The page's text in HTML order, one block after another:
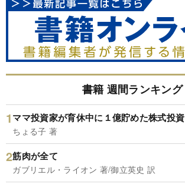
書籍 週間ランキング
ママ投資家が育休中に１億貯めた株式投資
ちょる子 著
筋肉が全て
ガブリエル・ライオン 著/御立英史 訳